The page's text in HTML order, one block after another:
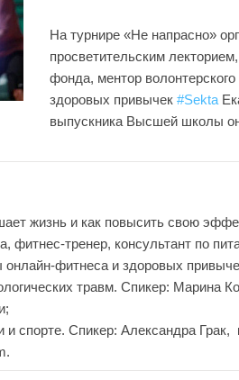
На турнире «Не напрасно»
просветительским
фонда, ментор
здоровых привычек #Sekta
выпускника Высшей школы
жизнь и как повысить свою
фитнес-тренер, консультант по
онлайн-фитнеса и здоровых
травм. Спикер: Марина
и спорте. Спикер: Александра